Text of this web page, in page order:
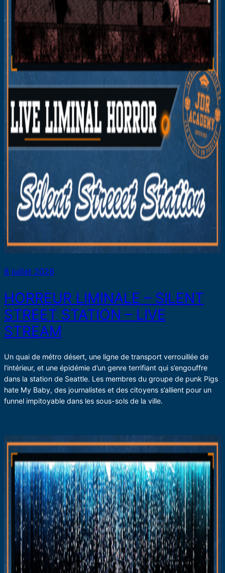
8 juillet 2026
HORREUR LIMINALE – SILENT
STREET STATION – LIVE
STREAM
Un quai de métro désert, une ligne de transport verrouillée de
l’intérieur, et une épidémie d’un genre terrifiant qui s’engouffre
dans la station de Seattle. Les membres du groupe de punk Pigs
hate My Baby, des journalistes et des citoyens s’allient pour un
funnel impitoyable dans les sous-sols de la ville.